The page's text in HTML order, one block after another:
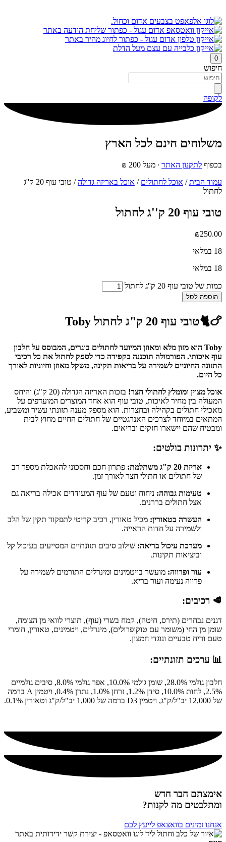
0
חיפוש
לקופה
משלוחים חינם לכל הארץ
בכפוף לתקנון האתר ∙ מעל 200 ₪
עמוד הבית/ אוכל לחתולים / אוכל באריזה גדולה
/ טובי עוף 20 ק''ג
לחתול
טובי עוף 20 ק''ג לחתול
₪250.00
18 במלאי
18 במלאי
כמות של טובי עוף 20 ק''ג לחתול
הוספה לסל
🍗🐈טובי עוף 20 ק"ג לחתול Toby
Toby הוא מזון מלא ומאוזן המיועד לחתולים בוגרים, המבוסס על חלבון
עוף איכותי. הפורמולה תוכננה בקפידה כדי לספק לחתול את כל רכיבי
התזונה החיוניים לשמירה על בריאות תקינה, משקל מאוזן וחיוניות לאורך
כל היום.
אוכל מצוין ומומלץ לחתולי חצר!
בזכות האריזה הגדולה (20 ק"ג) והיחס
המעולה בין מחיר לאיכות, טובי עוף הוא אחד המוצרים המועדפים על
מאכילי חתולים בקהילה ובחצרות. הוא מספק מענה תזונתי עשיר ומשביע,
המתאים במיוחד לצרכים האנרגטיים של חתולים החיים מחוץ לבית
ומבטיח שהם יישארו חזקים ובריאים.
✨ יתרונות בולטים:
אריזת 20 ק"ג משתלמת:
פתרון חכם וחסכוני להאכלת מספר רב
של חתולים או חתולי חצר לאורך זמן.
טעימות גבוהה: ניחוח וטעם של עוף המעודדים אכילה בריאה גם
אצל חתולים בררנים.
העשרה בטאורין: מכיל טאורין, רכיב קריטי לתפקוד תקין של הלב
ולשמירה על חדות הראייה.
מערכת עיכול בריאה: שילוב סיבים תזונתיים המסייעים בעיכול קל
וביציאות תקינות.
עור ופרווה: מועשר בויטמינים ומינרלים התורמים לשמירה על
פרווה נעימה ועור בריא.
🥩 רכיבים:
דגנים נבחרים (תירס, חיטה), קמח בשרי (עוף), תוצרי לוואי מן הצומח,
שומן מן החי (משומר עם טוקופרולים), מינרלים, ויטמינים, טאורין, חומרי
טעם וריח טבעיים ונוגדי חמצון.
📊 ערכים תזונתיים:
חלבון גולמי 28.0%, שומן גולמי 10.0%, אפר גולמי 8.0%, סיבים גולמיים
2.5%, לחות 10.0%, סידן 1.2%, זרחן 1.0%, נתרן 0.4%, ויטמין A ברמה
של 12,000 יב"ל/ק"ג, ויטמין D3 ברמה של 1,000 יב"ל/ק"ג וטאורין 0.1%.
אימצתם חבר חדש
ומתלבטים מה לקנות?
אנחנו זמינים בוואצאפ לייעץ לכם